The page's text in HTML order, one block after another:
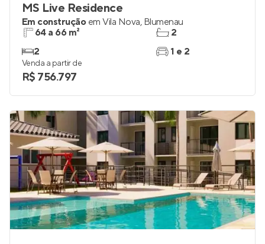
MS Live Residence
Em construção em Vila Nova, Blumenau
64 a 66 m²
2
2
1 e 2
Venda a partir de
R$ 756.797